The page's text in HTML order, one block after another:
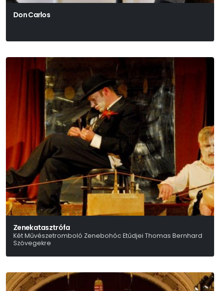
Don Carlos
Zenekatasztrófa
Két Művészetromboló Zenebohóc Etűdjei Thomas Bernhard
Szövegekre